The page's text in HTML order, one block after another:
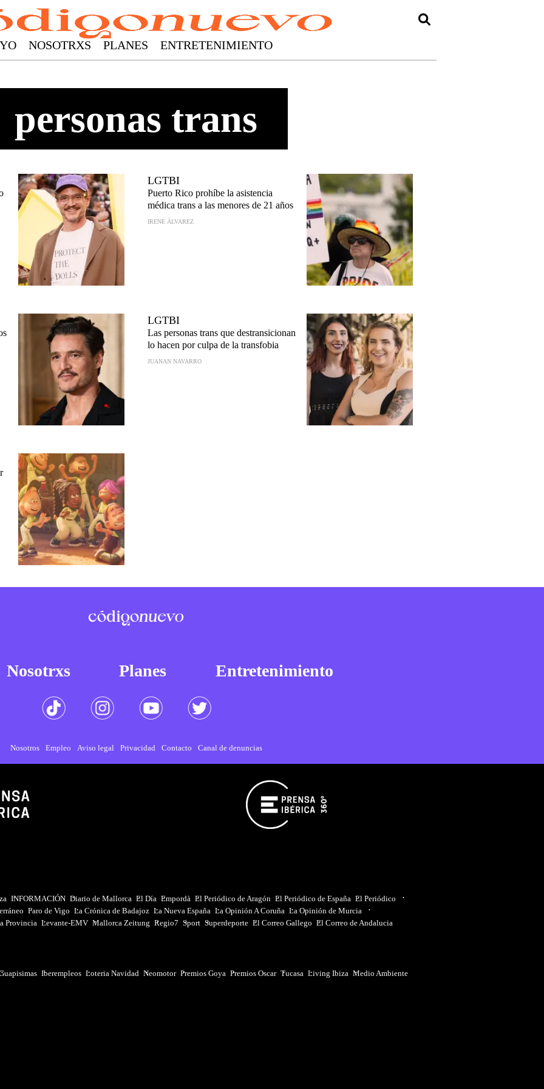
YO NOSOTRXS PLANES ENTRETENIMIENTO
personas trans
LGTBI
Puerto Rico prohíbe la asistencia
médica trans a las menores de 21 años
IRENE ÁLVAREZ
LGTBI
Las personas trans que destransicionan
lo hacen por culpa de la transfobia
JUANAN NAVARRO
Nosotrxs Planes Entretenimiento
Nosotros Empleo Aviso legal Privacidad Contacto Canal de denuncias
INFORMACIÓN Diario de Mallorca El Día Empordà El Periódico de Aragón El Periódico de España El Periódico
Faro de Vigo La Crónica de Badajoz La Nueva España La Opinión A Coruña La Opinión de Murcia
Provincia Levante-EMV Mallorca Zeitung Regio7 Sport Superdeporte El Correo Gallego El Correo de Andalucia
Iberempleos Loteria Navidad Neomotor Premios Goya Premios Oscar Tucasa Living Ibiza Medio Ambiente